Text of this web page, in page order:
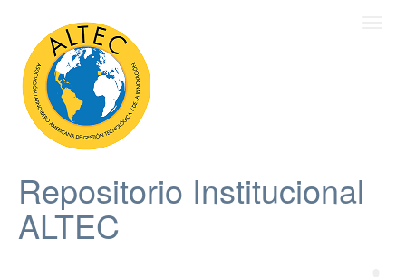
Repositorio Institucional
ALTEC